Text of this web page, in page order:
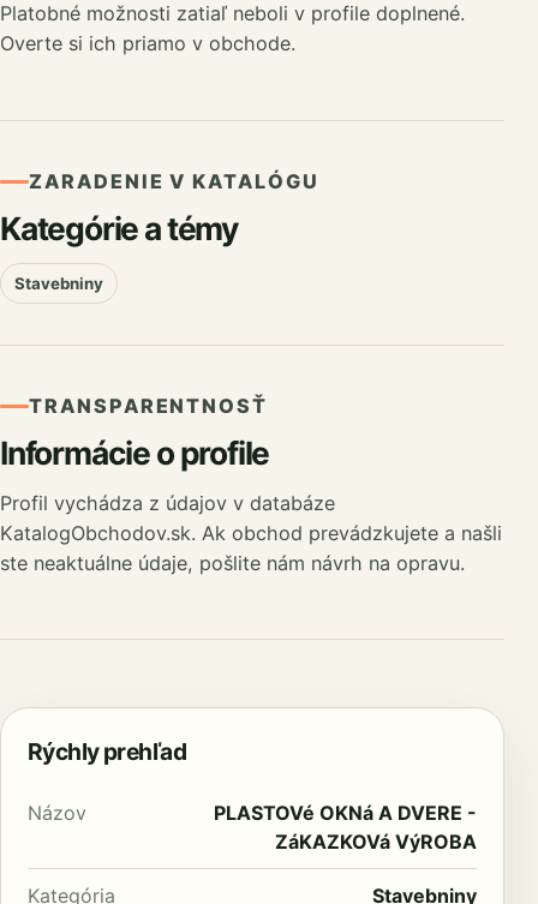
Platobné možnosti zatiaľ neboli v profile doplnené.
Overte si ich priamo v obchode.
ZARADENIE V KATALÓGU
Kategórie a témy
Stavebniny
TRANSPARENTNOSŤ
Informácie o profile
Profil vychádza z údajov v databáze
KatalogObchodov.sk. Ak obchod prevádzkujete a našli
ste neaktuálne údaje, pošlite nám návrh na opravu.
Rýchly prehľad
Názov
PLASTOVé OKNá A DVERE -
ZáKAZKOVá VýROBA
Kategória Stavebniny